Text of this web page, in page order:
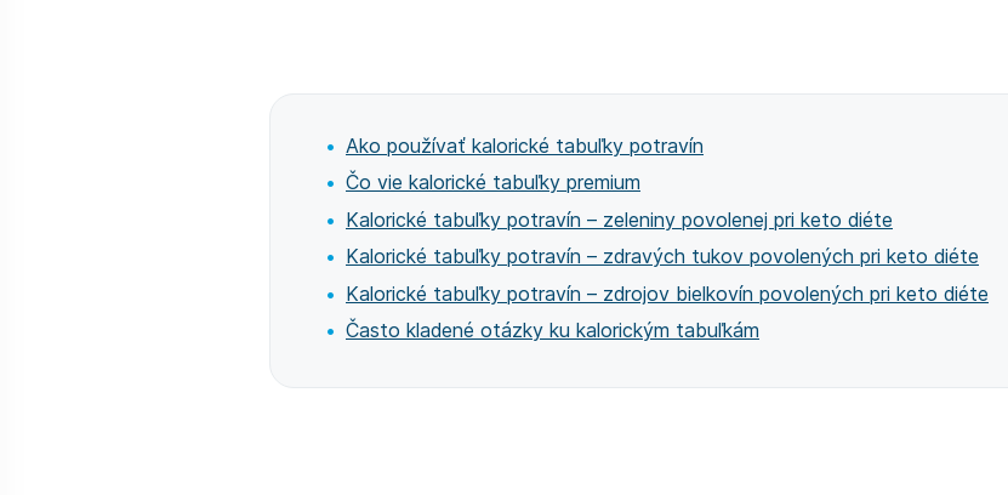
Ako používať kalorické tabuľky potravín
Čo vie kalorické tabuľky premium
Kalorické tabuľky potravín – zeleniny povolenej pri keto diéte
Kalorické tabuľky potravín – zdravých tukov povolených pri keto diéte
Kalorické tabuľky potravín – zdrojov bielkovín povolených pri keto diéte
Často kladené otázky ku kalorickým tabuľkám